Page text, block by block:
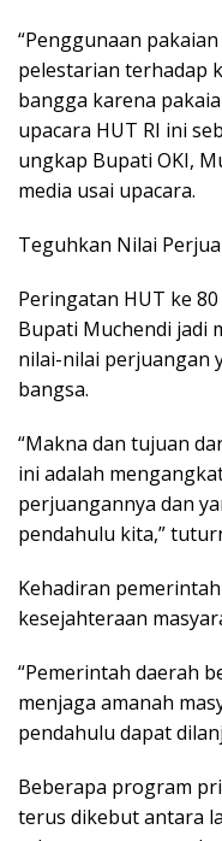
“Penggunaan
pelestarian terhadap
bangga karena
upacara HUT RI ini
ungkap Bupati OKI,
media usai upacara.
Teguhkan Nilai
Peringatan HUT ke
Bupati Muchendi jadi
nilai-nilai perjuangan
bangsa.
“Makna dan tujuan
ini adalah
perjuangannya dan
pendahulu kita,”
Kehadiran
kesejahteraan
“Pemerintah daerah
menjaga amanah
pendahulu dapat
Beberapa program
terus dikebut antara